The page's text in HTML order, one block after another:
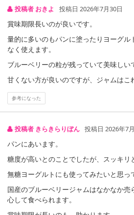
【お支払いについて】
※d払い、PayPay、au PAY、au PAY(au
クまとめて支払い、楽天ペイ、メルペイ
yでお支払いの場合、決済のため外部サイ
※予約商品は決済手段ごとに定められた
さい。
発送日カレンダー
投稿者 おきよ 投稿日 2026年7月30日
賞味期限長いのが良いです。
量的に多いのもパンに塗ったりヨーグル
なく使えます。
ブルーベリーの粒が残っていて美味しい
甘くない方が良いのですが、ジャムはこ
参考になった
投稿者 きらきらりぼん 投稿日 2026年7
パンにあいます。
糖度が高いとのことでしたが、スッキリ
無糖ヨーグルトにも使ってみたいと思っ
国産のブルーベリージャムはなかなか
心して食べられます。